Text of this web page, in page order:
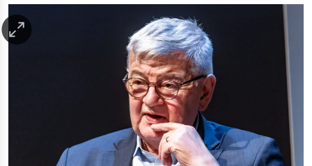
nord
veranstaltungen